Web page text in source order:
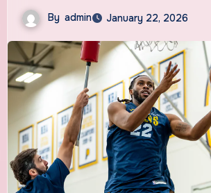
By admin January 22, 2026